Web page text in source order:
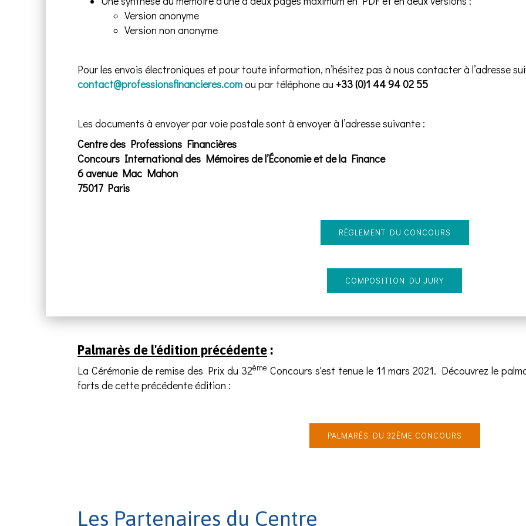
Version anonyme
Version non anonyme
Pour les envois électroniques et pour toute information, n’hésitez pas à nous contacter à l’adresse
contact@professionsfinancieres.comou par téléphone au +33 (0)1 44 94 02 55
Les documents à envoyer par voie postale sont à envoyer à l’adresse suivante :
Centre des Professions Financières
Concours International des Mémoires de l’Économie et de la Finance
6 avenue Mac Mahon
75017 Paris
RÈGLEMENT DU CONCOURS
COMPOSITION DU JURY
Palmarès de l'édition précédente :
La Cérémonie de remise des Prix du 32ème Concours s'est tenue le 11 mars 2021. Découvrez le
forts de cette précédente édition :
PALMARÈS DU 32ÈME CONCOURS
Les Partenaires du Centre